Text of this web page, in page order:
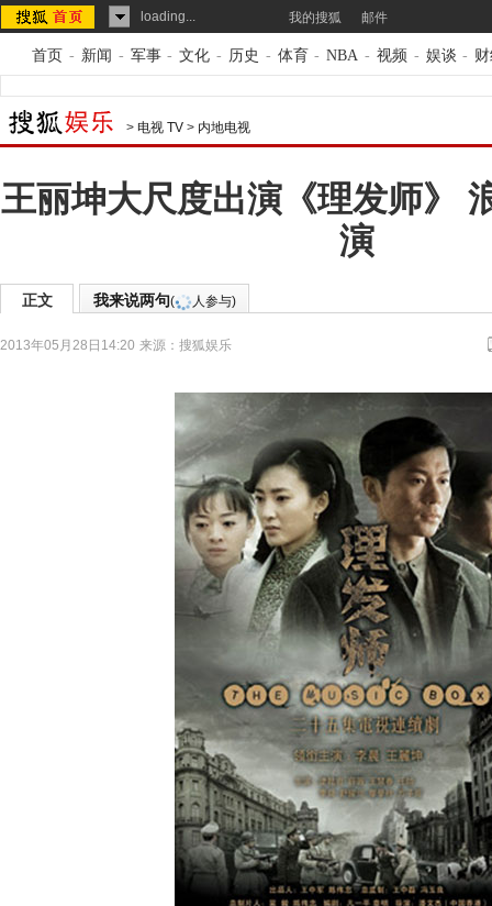
loading... 我的搜狐 邮件
首页 - 新闻 - 军事 - 文化 - 历史 - 体育 - NBA - 视频 - 娱谈 -
> 电视 TV > 内地电视
王丽坤大尺度出演《理发师》
演
正文 我来说两句( 人参与)
2013年05月28日14:20 来源： 搜狐娱乐